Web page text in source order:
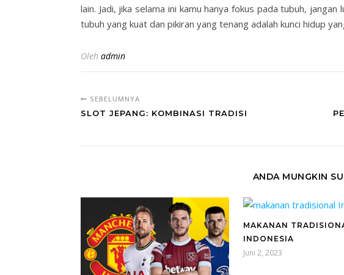
lain. Jadi, jika selama ini kamu hanya fokus pada tubuh,
tubuh yang kuat dan pikiran yang tenang adalah kunci hidup
Oleh admin
SEBELUMNYA
SLOT JEPANG: KOMBINASI TRADISI
ANDA MUNGKIN
MAKANAN
INDONESIA
Juni 2, 2023